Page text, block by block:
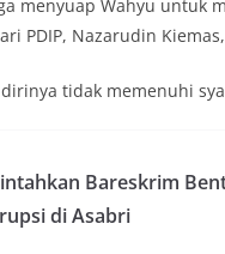
menyuap Wahyu untuk
PDIP, Nazarudin
tidak memenuhi
Bareskrim
di Asabri